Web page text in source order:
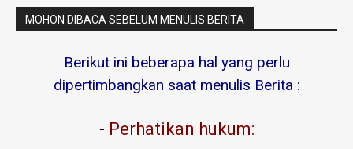
MOHON DIBACA SEBELUM MENULIS BERITA
Berikut ini beberapa hal yang perlu
dipertimbangkan saat menulis Berita :
- Perhatikan hukum: